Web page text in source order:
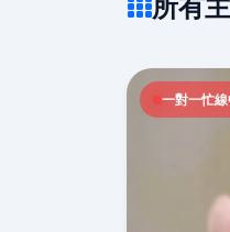
一對一忙線